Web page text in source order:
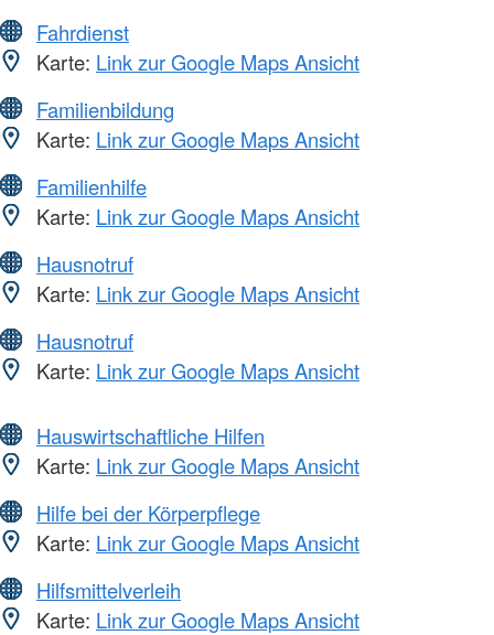
Fahrdienst
Karte: Link zur Google Maps Ansicht
Familienbildung
Karte: Link zur Google Maps Ansicht
Familienhilfe
Karte: Link zur Google Maps Ansicht
Hausnotruf
Karte: Link zur Google Maps Ansicht
Hausnotruf
Karte: Link zur Google Maps Ansicht
Hauswirtschaftliche Hilfen
Karte: Link zur Google Maps Ansicht
Hilfe bei der Körperpflege
Karte: Link zur Google Maps Ansicht
Hilfsmittelverleih
Karte: Link zur Google Maps Ansicht